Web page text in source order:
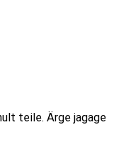
teile. Ärge jagage